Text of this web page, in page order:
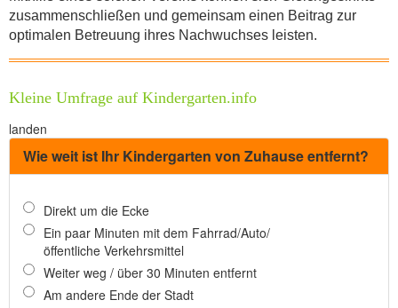
zusammenschließen und gemeinsam einen Beitrag zur
optimalen Betreuung ihres Nachwuchses leisten.
Kleine Umfrage auf Kindergarten.info
landen
Wie weit ist Ihr Kindergarten von Zuhause entfernt?
Direkt um die Ecke
Ein paar Minuten mit dem Fahrrad/Auto/
öffentliche Verkehrsmittel
Weiter weg / über 30 Minuten entfernt
Am andere Ende der Stadt